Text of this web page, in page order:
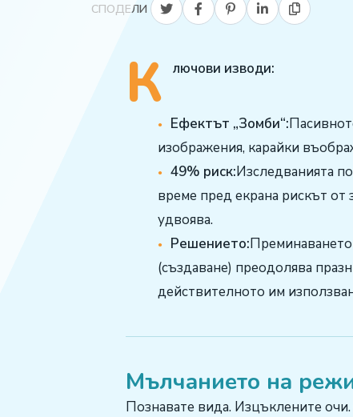
СПОДЕЛИ
К лючови изводи:
Ефектът „Зомби“:
изображения, карайки
49% риск:Изследванията
време пред екрана рискът от
удвоява.
Решението:
(създаване) преодолява
действителното им
Мълчанието на
Познавате вида. Изцъклените